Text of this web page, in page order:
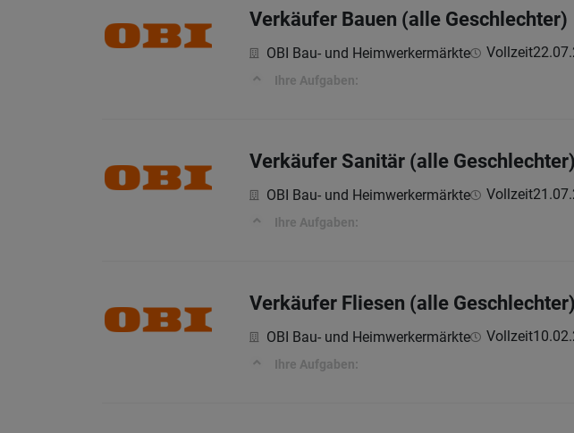
Verkäufer Bauen (alle Geschlechter)
OBI Bau- und Heimwerkermärkte Vollzeit
Ihre Aufgaben:
Verkäufer Sanitär (alle Geschlechter)
OBI Bau- und Heimwerkermärkte Vollzeit
Ihre Aufgaben:
Verkäufer Fliesen (alle Geschlechter)
OBI Bau- und Heimwerkermärkte Vollzeit
Ihre Aufgaben: